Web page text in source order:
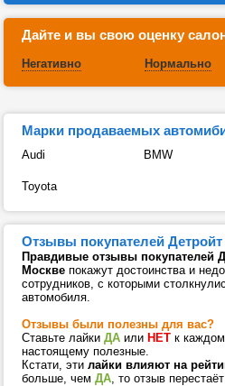
Дайте и вы свою оценку
Негативно Нормально
Марки продаваемых
Audi BMW
Toyota
Отзывы покупателей
Правдивые отзывы покупателей
Москве покажут достоинства и
сотрудников, с которыми
автомобиля.
Отзывы были полезны для вас?
Ставьте лайки ДА или НЕТ к
настоящему полезные.
Кстати, эти лайки влияют на
больше, чем ДА, то отзыв